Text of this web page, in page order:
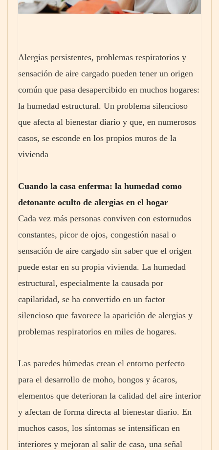
Alergias persistentes, problemas respiratorios y
sensación de aire cargado pueden tener un origen
común que pasa desapercibido en muchos hogares:
la humedad estructural. Un problema silencioso
que afecta al bienestar diario y que, en numerosos
casos, se esconde en los propios muros de la
vivienda
Cuando la casa enferma: la humedad como
detonante oculto de alergias en el hogar
Cada vez más personas conviven con estornudos
constantes, picor de ojos, congestión nasal o
sensación de aire cargado sin saber que el origen
puede estar en su propia vivienda. La humedad
estructural, especialmente la causada por
capilaridad, se ha convertido en un factor
silencioso que favorece la aparición de alergias y
problemas respiratorios en miles de hogares.
Las paredes húmedas crean el entorno perfecto
para el desarrollo de moho, hongos y ácaros,
elementos que deterioran la calidad del aire interior
y afectan de forma directa al bienestar diario. En
muchos casos, los síntomas se intensifican en
interiores y mejoran al salir de casa, una señal